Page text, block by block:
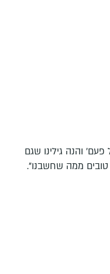
והנה גילינו שגם
ממה שחשבנו".